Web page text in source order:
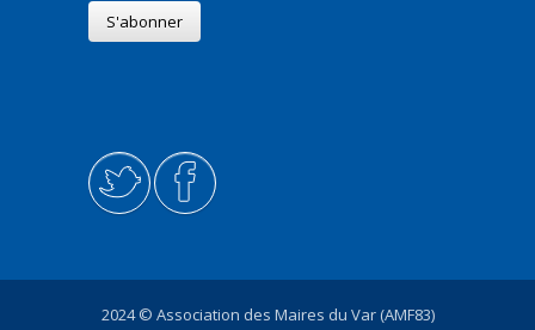
2024 © Association des Maires du Var (AMF83)